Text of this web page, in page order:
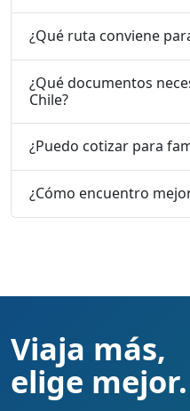
¿Qué ruta conviene
¿Qué documentos
Chile?
¿Puedo cotizar para
¿Cómo encuentro
Viaja más,
elige mejor.